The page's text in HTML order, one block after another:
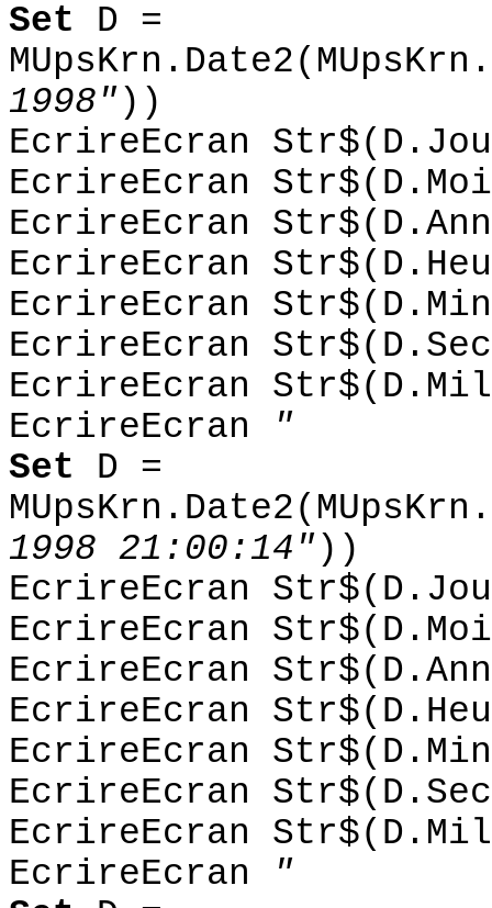
Set D =
1998" ))
EcrireEcran
EcrireEcran
EcrireEcran
EcrireEcran
EcrireEcran
EcrireEcran
EcrireEcran
EcrireEcran
"
Set D =
1998 21:00:14" ))
EcrireEcran
EcrireEcran
EcrireEcran
EcrireEcran
EcrireEcran
EcrireEcran
EcrireEcran
EcrireEcran
"